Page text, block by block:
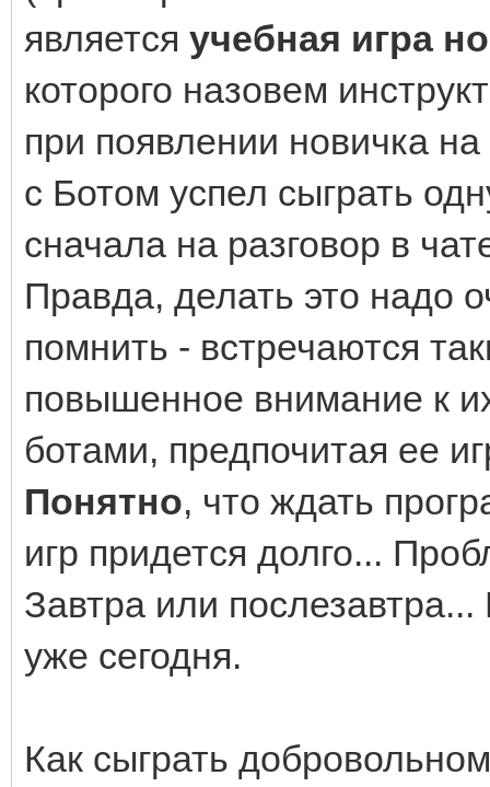
является учебная игра
которого назовем
при появлении новичка
с Ботом успел сыграть
сначала на разговор в
Правда, делать это надо
помнить - встречаются
повышенное внимание к
ботами, предпочитая ее
Понятно, что ждать
игр придется долго...
Завтра или
уже сегодня.
Как сыграть